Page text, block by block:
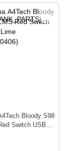
Bloody S98
Switch USB